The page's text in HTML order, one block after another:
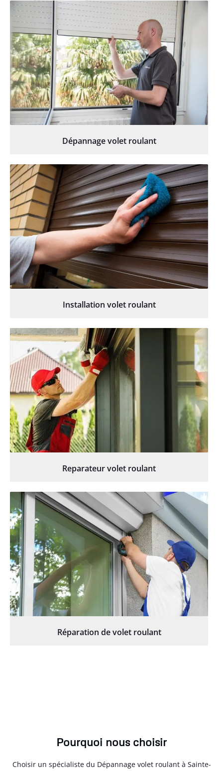
Dépannage volet roulant
Installation volet roulant
Reparateur volet roulant
Réparation de volet roulant
Pourquoi nous choisir
Choisir un spécialiste du Dépannage volet roulant à Sainte-